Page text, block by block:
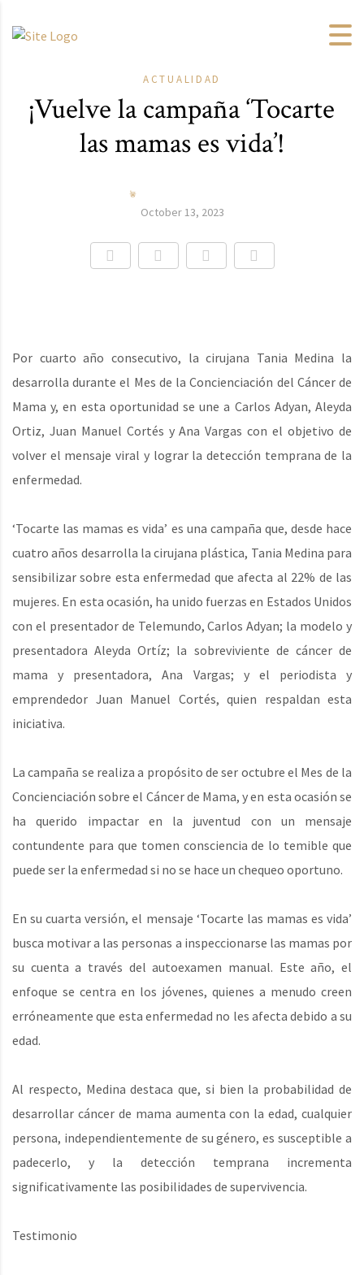
ACTUALIDAD
¡Vuelve la campaña ‘Tocarte
las mamas es vida’!
October 13, 2023
Por cuarto año consecutivo, la cirujana Tania Medina la
desarrolla durante el Mes de la Concienciación del Cáncer de
Mama y, en esta oportunidad se une a Carlos Adyan, Aleyda
Ortiz, Juan Manuel Cortés y Ana Vargas con el objetivo de
volver el mensaje viral y lograr la detección temprana de la
enfermedad.
‘Tocarte las mamas es vida’ es una campaña que, desde hace
cuatro años desarrolla la cirujana plástica, Tania Medina para
sensibilizar sobre esta enfermedad que afecta al 22% de las
mujeres. En esta ocasión, ha unido fuerzas en Estados Unidos
con el presentador de Telemundo, Carlos Adyan; la modelo y
presentadora Aleyda Ortíz; la sobreviviente de cáncer de
mama y presentadora, Ana Vargas; y el periodista y
emprendedor Juan Manuel Cortés, quien respaldan esta
iniciativa.
La campaña se realiza a propósito de ser octubre el Mes de la
Concienciación sobre el Cáncer de Mama, y en esta ocasión se
ha querido impactar en la juventud con un mensaje
contundente para que tomen consciencia de lo temible que
puede ser la enfermedad si no se hace un chequeo oportuno.
En su cuarta versión, el mensaje ‘Tocarte las mamas es vida’
busca motivar a las personas a inspeccionarse las mamas por
su cuenta a través del autoexamen manual. Este año, el
enfoque se centra en los jóvenes, quienes a menudo creen
erróneamente que esta enfermedad no les afecta debido a su
edad.
Al respecto, Medina destaca que, si bien la probabilidad de
desarrollar cáncer de mama aumenta con la edad, cualquier
persona, independientemente de su género, es susceptible a
padecerlo, y la detección temprana incrementa
significativamente las posibilidades de supervivencia.
Testimonio